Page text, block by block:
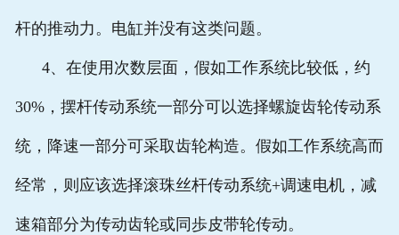
杆的推动力。电缸并没有这类问题。
4、在使用次数层面，假如工作系统比较低，约
30%，摆杆传动系统一部分可以选择螺旋齿轮传动系
统，降速一部分可采取齿轮构造。假如工作系统高而
经常，则应该选择滚珠丝杆传动系统+调速电机，减
速箱部分为传动齿轮或同歩皮带轮传动。